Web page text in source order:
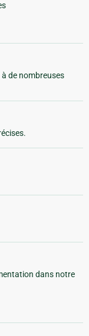
à de nombreuses
dans notre